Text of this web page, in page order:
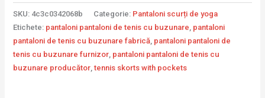
SKU: 4c3c0342068b Categorie: Pantaloni scurți de yoga
Etichete: pantaloni pantaloni de tenis cu buzunare pantaloni
pantaloni de tenis cu buzunare fabrică pantaloni pantaloni de
tenis cu buzunare furnizor pantaloni pantaloni de tenis cu
buzunare producător ,tennis skorts with pockets